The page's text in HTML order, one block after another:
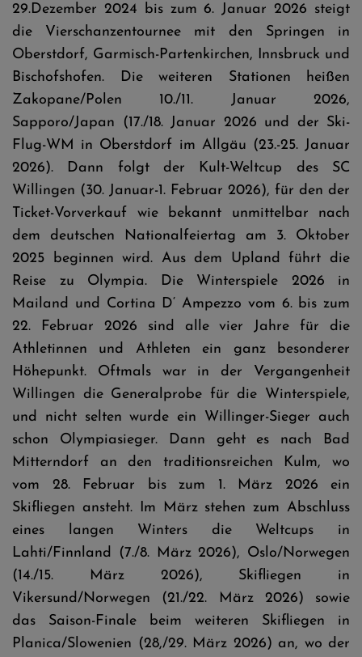
29.Dezember 2024 bis zum 6. Januar 2026 steigt
die Vierschanzentournee mit den Springen in
Oberstdorf, Garmisch-Partenkirchen, Innsbruck und
Bischofshofen. Die weiteren Stationen heißen
Zakopane/Polen 10./11. Januar 2026,
Sapporo/Japan (17./18. Januar 2026 und der Ski-
Flug-WM in Oberstdorf im Allgäu (23.-25. Januar
2026). Dann folgt der Kult-Weltcup des SC
Willingen (30. Januar-1. Februar 2026), für den der
Ticket-Vorverkauf wie bekannt unmittelbar nach
dem deutschen Nationalfeiertag am 3. Oktober
2025 beginnen wird. Aus dem Upland führt die
Reise zu Olympia. Die Winterspiele 2026 in
Mailand und Cortina D‘ Ampezzo vom 6. bis zum
22. Februar 2026 sind alle vier Jahre für die
Athletinnen und Athleten ein ganz besonderer
Höhepunkt. Oftmals war in der Vergangenheit
Willingen die Generalprobe für die Winterspiele,
und nicht selten wurde ein Willinger-Sieger auch
schon Olympiasieger. Dann geht es nach Bad
Mitterndorf an den traditionsreichen Kulm, wo
vom 28. Februar bis zum 1. März 2026 ein
Skifliegen ansteht. Im März stehen zum Abschluss
eines langen Winters die Weltcups in
Lahti/Finnland (7./8. März 2026), Oslo/Norwegen
(14./15. März 2026), Skifliegen in
Vikersund/Norwegen (21./22. März 2026) sowie
das Saison-Finale beim weiteren Skifliegen in
Planica/Slowenien (28,/29. März 2026) an, wo der